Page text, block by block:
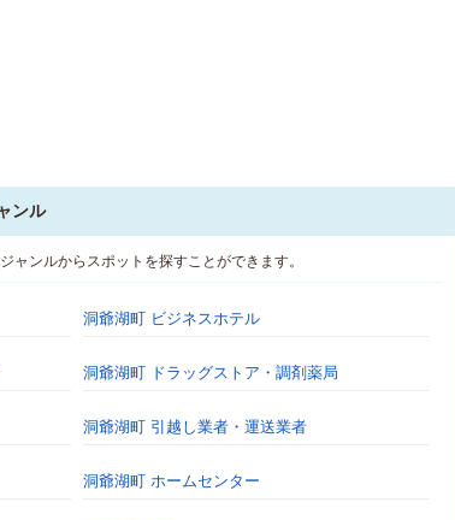
ンル
ャンルからスポットを探すことができます。
洞爺湖町 ビジネスホテル
洞爺湖町 ドラッグストア・調剤薬局
洞爺湖町 引越し業者・運送業者
洞爺湖町 ホームセンター